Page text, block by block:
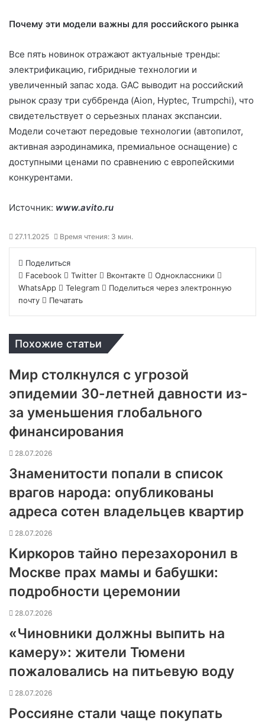
Почему эти модели важны для российского рынка
Все пять новинок отражают актуальные тренды:
электрификацию, гибридные технологии и
увеличенный запас хода. GAC выводит на российский
рынок сразу три суббренда (Aion, Hyptec, Trumpchi), что
свидетельствует о серьезных планах экспансии.
Модели сочетают передовые технологии (автопилот,
активная аэродинамика, премиальное оснащение) с
доступными ценами по сравнению с европейскими
конкурентами.
Источник: www.avito.ru
27.11.2025 Время чтения: 3 мин.
Поделиться
Facebook
Twitter Вконтакте
Одноклассники
WhatsApp
Telegram
Поделиться через электронную
почту
Печатать
Похожие статьи
Мир столкнулся с угрозой
эпидемии 30-летней давности из-
за уменьшения глобального
финансирования
28.07.2026
Знаменитости попали в список
врагов народа: опубликованы
адреса сотен владельцев квартир
28.07.2026
Киркоров тайно перезахоронил в
Москве прах мамы и бабушки:
подробности церемонии
28.07.2026
«Чиновники должны выпить на
камеру»: жители Тюмени
пожаловались на питьевую воду
28.07.2026
Россияне стали чаще покупать